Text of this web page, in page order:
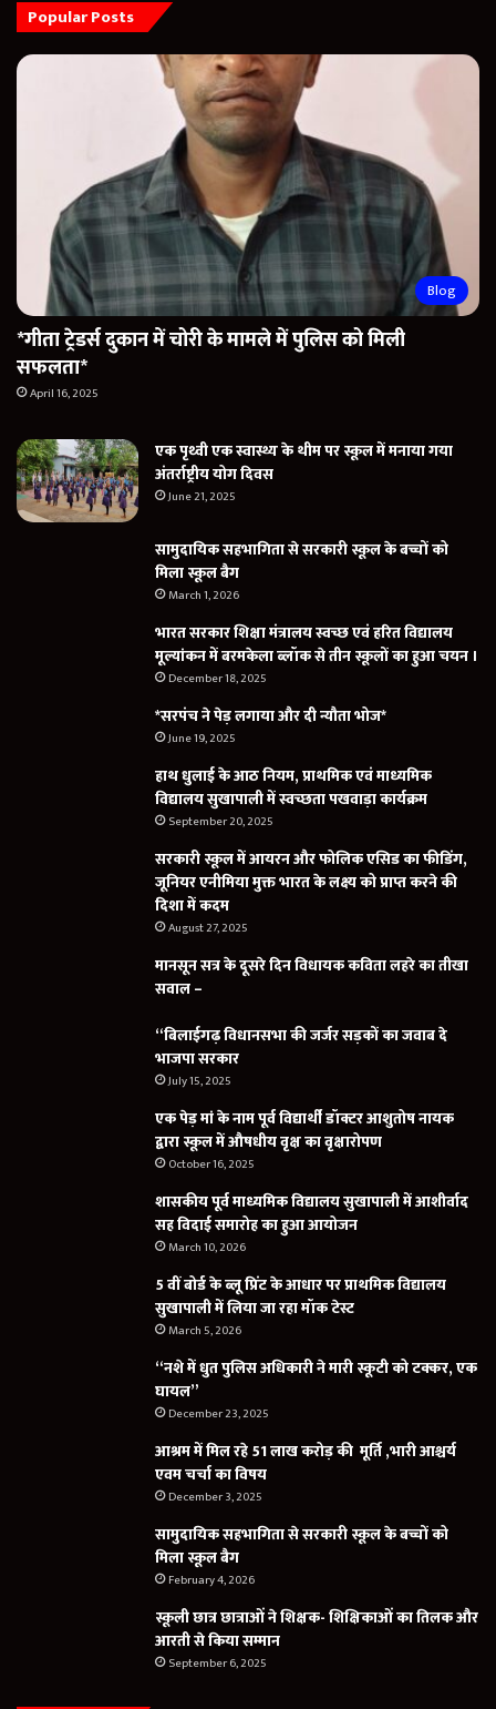
Popular Posts
Blog
*गीता ट्रेडर्स दुकान में चोरी के मामले में पुलिस को मिली
सफलता*
April 16, 2025
एक पृथ्वी एक स्वास्थ्य के थीम पर स्कूल में मनाया गया
अंतर्राष्ट्रीय योग दिवस
June 21, 2025
सामुदायिक सहभागिता से सरकारी स्कूल के बच्चों को
मिला स्कूल बैग
March 1, 2026
भारत सरकार शिक्षा मंत्रालय स्वच्छ एवं हरित विद्यालय
मूल्यांकन में बरमकेला ब्लॉक से तीन स्कूलों का हुआ चयन ।
December 18, 2025
*सरपंच ने पेड़ लगाया और दी न्यौता भोज*
June 19, 2025
हाथ धुलाई के आठ नियम, प्राथमिक एवं माध्यमिक
विद्यालय सुखापाली में स्वच्छता पखवाड़ा कार्यक्रम
September 20, 2025
सरकारी स्कूल में आयरन और फोलिक एसिड का फीडिंग,
जूनियर एनीमिया मुक्त भारत के लक्ष्य को प्राप्त करने की
दिशा में कदम
August 27, 2025
मानसून सत्र के दूसरे दिन विधायक कविता लहरे का तीखा
सवाल –
“बिलाईगढ़ विधानसभा की जर्जर सड़कों का जवाब दे
भाजपा सरकार
July 15, 2025
एक पेड़ मां के नाम पूर्व विद्यार्थी डॉक्टर आशुतोष नायक
द्वारा स्कूल में औषधीय वृक्ष का वृक्षारोपण
October 16, 2025
शासकीय पूर्व माध्यमिक विद्यालय सुखापाली में आशीर्वाद
सह विदाई समारोह का हुआ आयोजन
March 10, 2026
5 वीं बोर्ड के ब्लू प्रिंट के आधार पर प्राथमिक विद्यालय
सुखापाली में लिया जा रहा मॉक टेस्ट
March 5, 2026
“नशे में धुत पुलिस अधिकारी ने मारी स्कूटी को टक्कर, एक
घायल”
December 23, 2025
आश्रम में मिल रहे 51 लाख करोड़ की मूर्ति ,भारी आश्चर्य
एवम चर्चा का विषय
December 3, 2025
सामुदायिक सहभागिता से सरकारी स्कूल के बच्चों को
मिला स्कूल बैग
February 4, 2026
स्कूली छात्र छात्राओं ने शिक्षक- शिक्षिकाओं का तिलक और
आरती से किया सम्मान
September 6, 2025